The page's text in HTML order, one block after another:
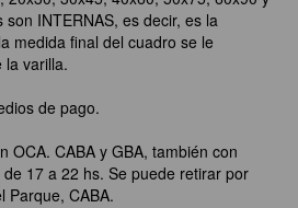
INTERNAS, es decir, es la
medida final del cuadro se le
la varilla.
de pago.
OCA. CABA y GBA, también con
17 a 22 hs. Se puede retirar por
Parque, CABA.